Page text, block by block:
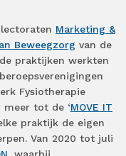
Marketing &
Beweegzorg van de
praktijken werkten
Fysiotherapie
meer tot de ‘MOVE IT
praktijk de eigen
Van 2020 tot juli